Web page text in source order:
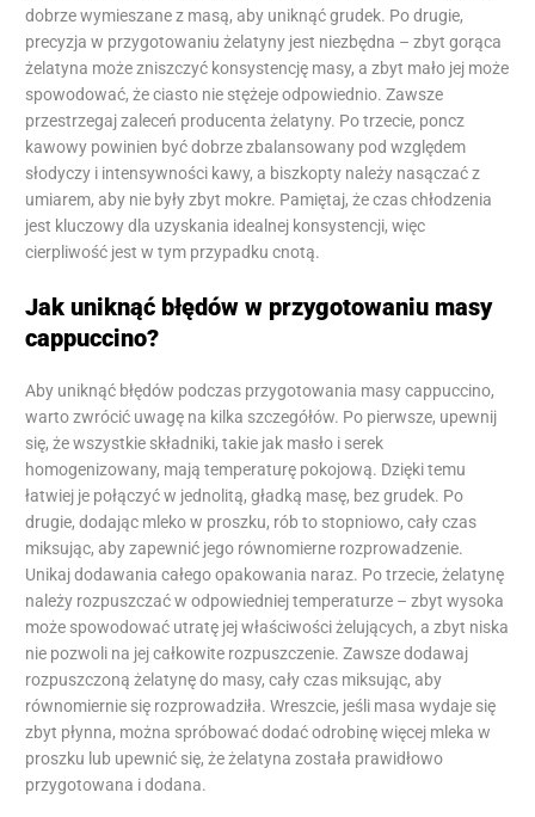
dobrze wymieszane z masą, aby uniknąć grudek. Po drugie,
precyzja w przygotowaniu żelatyny jest niezbędna – zbyt gorąca
żelatyna może zniszczyć konsystencję masy, a zbyt mało jej może
spowodować, że ciasto nie stężeje odpowiednio. Zawsze
przestrzegaj zaleceń producenta żelatyny. Po trzecie, poncz
kawowy powinien być dobrze zbalansowany pod względem
słodyczy i intensywności kawy, a biszkopty należy nasączać z
umiarem, aby nie były zbyt mokre. Pamiętaj, że czas chłodzenia
jest kluczowy dla uzyskania idealnej konsystencji, więc
cierpliwość jest w tym przypadku cnotą.
Jak uniknąć błędów w przygotowaniu masy
cappuccino?
Aby uniknąć błędów podczas przygotowania masy cappuccino,
warto zwrócić uwagę na kilka szczegółów. Po pierwsze, upewnij
się, że wszystkie składniki, takie jak masło i serek
homogenizowany, mają temperaturę pokojową. Dzięki temu
łatwiej je połączyć w jednolitą, gładką masę, bez grudek. Po
drugie, dodając mleko w proszku, rób to stopniowo, cały czas
miksując, aby zapewnić jego równomierne rozprowadzenie.
Unikaj dodawania całego opakowania naraz. Po trzecie, żelatynę
należy rozpuszczać w odpowiedniej temperaturze – zbyt wysoka
może spowodować utratę jej właściwości żelujących, a zbyt niska
nie pozwoli na jej całkowite rozpuszczenie. Zawsze dodawaj
rozpuszczoną żelatynę do masy, cały czas miksując, aby
równomiernie się rozprowadziła. Wreszcie, jeśli masa wydaje się
zbyt płynna, można spróbować dodać odrobinę więcej mleka w
proszku lub upewnić się, że żelatyna została prawidłowo
przygotowana i dodana.